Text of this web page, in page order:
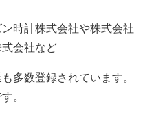
時計株式会社や株式会社
会社など
多数登録されています。
。